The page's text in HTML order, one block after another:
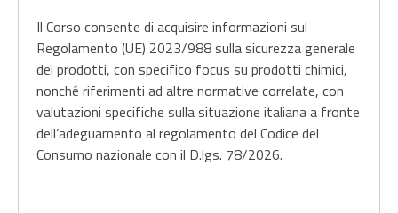
Il Corso consente di acquisire informazioni sul
Regolamento (UE) 2023/988 sulla sicurezza generale
dei prodotti, con specifico focus su prodotti chimici,
nonché riferimenti ad altre normative correlate, con
valutazioni specifiche sulla situazione italiana a fronte
dell’adeguamento al regolamento del Codice del
Consumo nazionale con il D.lgs. 78/2026.